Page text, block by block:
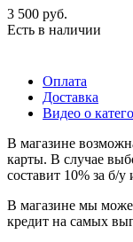
3 500 руб.
Есть в наличии
Оплата
Доставка
Видео о
В магазине
карты. В случае
составит 10% за б/
В магазине мы
кредит на самых